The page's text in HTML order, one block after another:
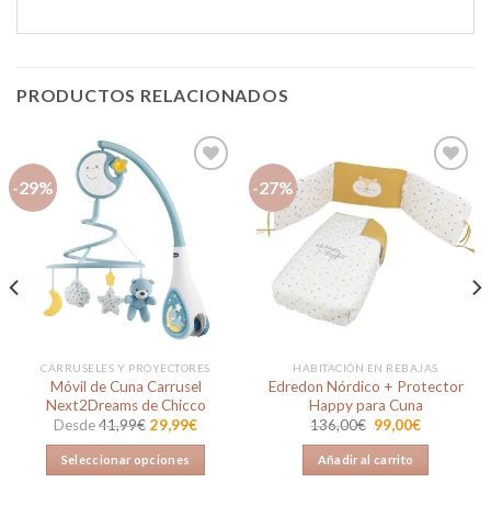
PRODUCTOS RELACIONADOS
-29%
CARRUSELES Y PROYECTORES
Móvil de Cuna Carrusel
Next2Dreams de Chicco
Desde41,99€ 29,99€
Seleccionar opciones
-27%
Añadir
a la
HABITACIÓN EN REBAJAS
Edredon Nórdico + Protector
Happy para Cuna
136,00€ El
precio
original
era:
136,00€.
99,00€El
99,00€.
Añadir al carrito